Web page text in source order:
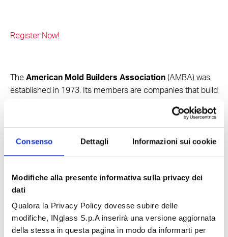
Consenso Dettagli Informazioni sui cookie
Modifiche alla presente informativa sulla privacy dei
dati
Qualora la Privacy Policy dovesse subire delle
modifiche, INglass S.p.A inserirà una versione aggiornata
della stessa in questa pagina in modo da informarti per
Register Now!
The American Mold Builders Association (AMBA) was
established in 1973. Its members are companies that build
partners of the association serve and support the mold
manufacturing industry.